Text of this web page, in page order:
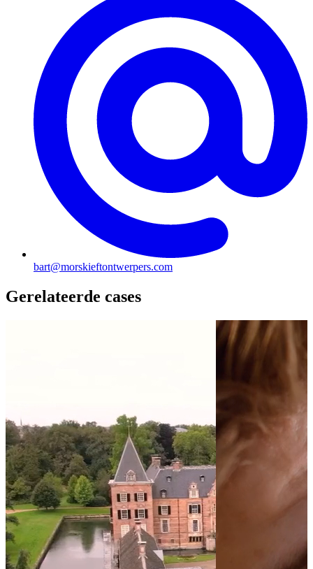
bart@morskieftontwerpers.com
Gerelateerde cases